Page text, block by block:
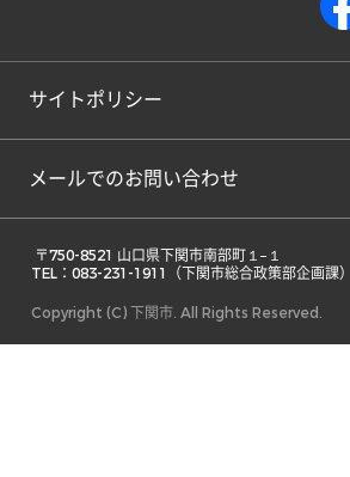
サイトポリシー
メールでのお問い合わせ
TEL：083-231-1911（下関市総合政策部企画課）
Copyright (C) 下関市. All Rights Reserved.